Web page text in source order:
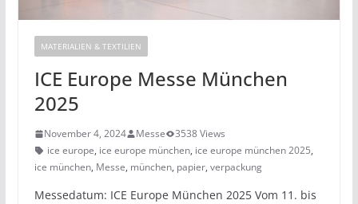
MATERIALIEN & TEXTILIEN
ICE Europe Messe München
2025
November 4, 2024 Messe
3538 Views
ice europe, ice europe münchen, ice europe münchen 2025,
ice münchen, Messe, münchen, papier, verpackung
Messedatum: ICE Europe München 2025 Vom 11. bis